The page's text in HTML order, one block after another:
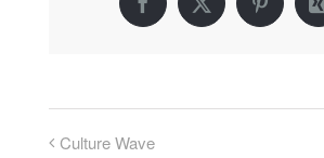
Facebook
X
Culture Wave